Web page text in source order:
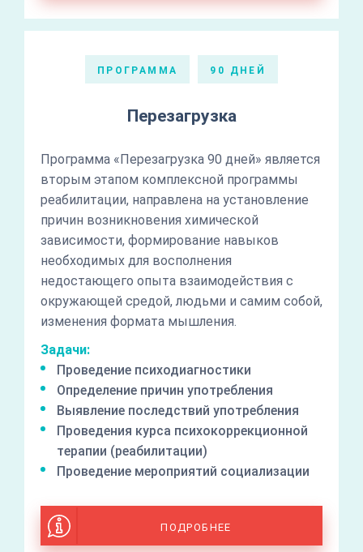
ПРОГРАММА 90 ДНЕЙ
Перезагрузка
Программа «Перезагрузка 90 дней» является
вторым этапом комплексной программы
реабилитации, направлена на установление
причин возникновения химической
зависимости, формирование навыков
необходимых для восполнения
недостающего опыта взаимодействия с
окружающей средой, людьми и самим собой,
изменения формата мышления.
Задачи:
Проведение психодиагностики
Определение причин употребления
Выявление последствий употребления
Проведения курса психокоррекционной
терапии (реабилитации)
Проведение мероприятий социализации
ПОДРОБНЕЕ